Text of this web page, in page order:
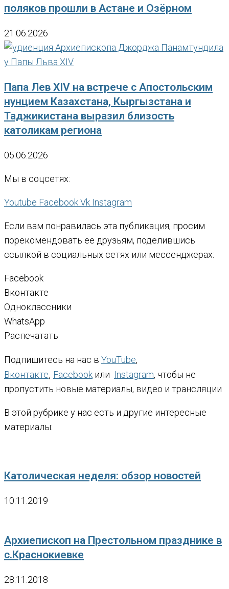
поляков прошли в Астане и Озёрном
21.06.2026
Папа Лев XIV на встрече с Апостольским
нунцием Казахстана, Кыргызстана и
Таджикистана выразил близость
католикам региона
05.06.2026
Мы в соцсетях:
Youtube FacebookVk Instagram
Если вам понравилась эта публикация, просим
порекомендовать ее друзьям, поделившись
ссылкой в социальных сетях или мессенджерах:
Facebook
Вконтакте
Одноклассники
WhatsApp
Распечатать
Подпишитесь на нас в YouTube,
Вконтакте, Facebook или Instagram, чтобы не
пропустить новые материалы, видео и трансляции
В этой рубрике у нас есть и другие интересные
материалы:
Католическая неделя: обзор новостей
10.11.2019
Архиепископ на Престольном празднике в
с.Краснокиевке
28.11.2018